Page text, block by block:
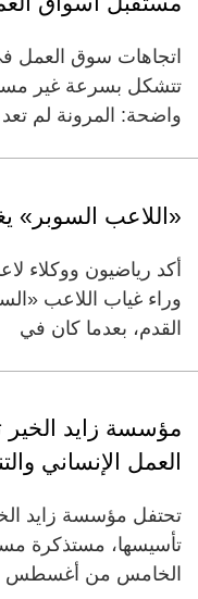
اتجاهات سوق العمل
تتشكل بسرعة غير
واضحة: المرونة لم تعد
«اللاعب السوبر»
أكد رياضيون ووكلاء
وراء غياب اللاعب
القدم، بعدما كان في
العمل الإنساني
تحتفل مؤسسة زايد
تأسيسها، مستذكرة
الخامس من أغسطس